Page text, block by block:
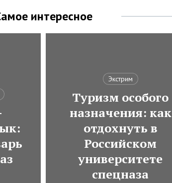
интересное
Экстрим
Туризм особого
назначения: как
отдохнуть в
Российском
университете
спецназа